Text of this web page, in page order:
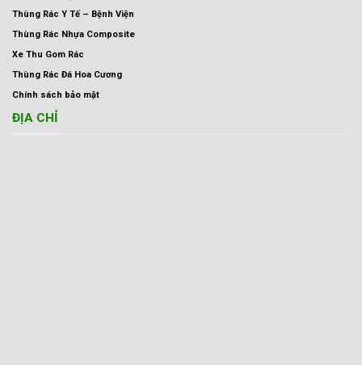
Thùng Rác Y Tế – Bệnh Viện
Thùng Rác Nhựa Composite
Xe Thu Gom Rác
Thùng Rác Đá Hoa Cương
Chính sách bảo mật
ĐỊA CHỈ